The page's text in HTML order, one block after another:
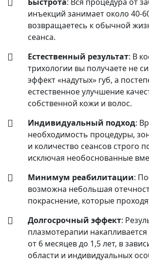
инъекций занимает около 40-
возвращаетесь к обычной
сеанса.
Естественный результат: В
трихологии вы получаете не
эффект «надутых» губ, а
естественное улучшение
собственной кожи и волос.
Индивидуальный подход:
необходимость процедуры,
и количество сеансов строго
исключая необоснованные
Минимум реабилитации:
возможна небольшая
покраснение, которые
Долгосрочный эффект:
плазмотерапии накапливается
от 6 месяцев до 1,5 лет, в
области и индивидуальных